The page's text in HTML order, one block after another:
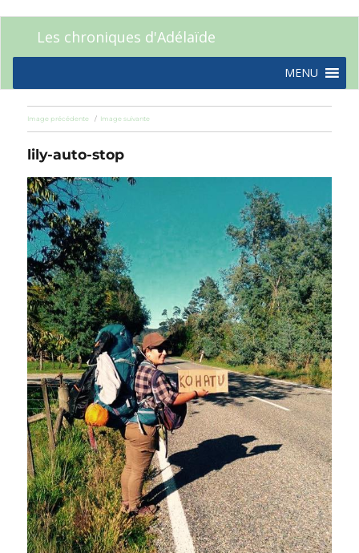
Les chroniques d'Adélaïde
MENU
Image précédente Image suivante
lily-auto-stop